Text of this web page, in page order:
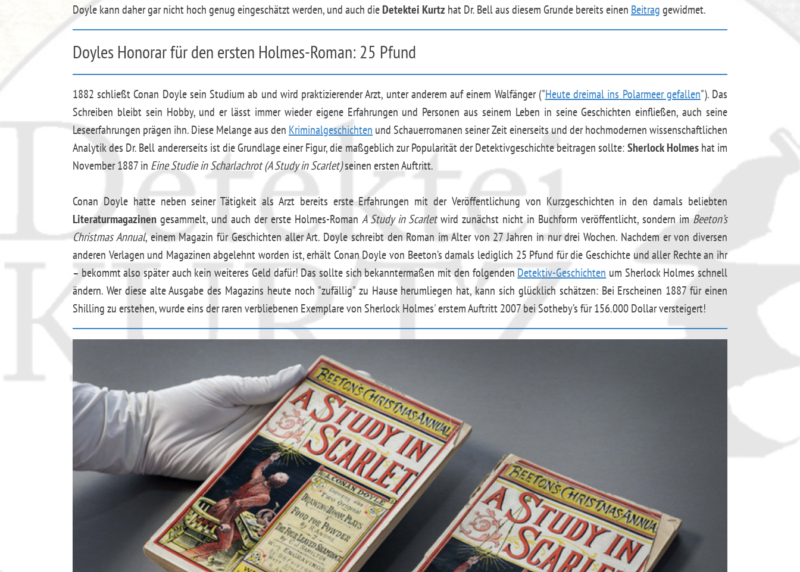
Doyle kann daher gar nicht hoch genug eingeschätzt werden, und auch dieDetektei Kurtz hat Dr. Bell aus diesem Grunde bereits einen Beitraggewidmet.
Doyles Honorar für den ersten Holmes-Roman: 25 Pfund
1882 schließt Conan Doyle sein Studium ab und wird praktizierender Arzt, unter anderem auf einem Walfänger ("Heute dreimal ins Polarmeer gefallen"). Das
Schreiben bleibt sein Hobby, und er lässt immer wieder eigene Erfahrungen und Personen aus seinem Leben in seine Geschichten einfließen, auch seine
Leseerfahrungen prägen ihn. Diese Melange aus den Kriminalgeschichten und Schauerromanen seiner Zeit einerseits und der hochmodernen wissenschaftlichen
Analytik des Dr. Bell andererseits ist die Grundlage einer Figur, die maßgeblich zur Popularität der Detektivgeschichte beitragen sollte:Sherlock Holmeshat im
November 1887 in Eine Studie in Scharlachrot(A Study in Scarlet)seinen ersten Auftritt.
Conan Doyle hatte neben seiner Tätigkeit als Arzt bereits erste Erfahrungen mit der Veröffentlichung von Kurzgeschichten in den damals beliebten
Literaturmagazinen gesammelt, und auch der erste Holmes-Roman A Study in Scarletwird zunächst nicht in Buchform veröffentlicht, sondern imBeeton’s
Christmas Annual, einem Magazin für Geschichten aller Art. Doyle schreibt den Roman im Alter von 27 Jahren in nur drei Wochen. Nachdem er von diversen
anderen Verlagen und Magazinen abgelehnt worden ist, erhält Conan Doyle von Beeton’s damals lediglich 25 Pfund für die Geschichte und aller Rechte an ihr
– bekommt also später auch kein weiteres Geld dafür! Das sollte sich bekanntermaßen mit den folgenden Detektiv-Geschichten um Sherlock Holmes schnell
ändern. Wer diese alte Ausgabe des Magazins heute noch "zufällig" zu Hause herumliegen hat, kann sich glücklich schätzen: Bei Erscheinen 1887 für einen
Shilling zu erstehen, wurde eins der raren verbliebenen Exemplare von Sherlock Holmes' erstem Auftritt 2007 bei Sotheby’s für 156.000 Dollar versteigert!